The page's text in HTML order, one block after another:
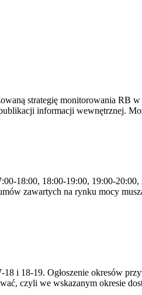
strategię monitorowania RB
informacji wewnętrznej.
18:00, 18:00-19:00, 19:00-
zawartych na rynku mocy
i 18-19. Ogłoszenie okresów
czyli we wskazanym okresie